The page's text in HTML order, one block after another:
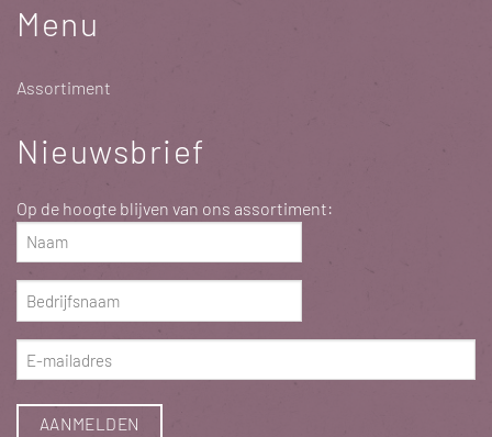
Menu
Assortiment
Nieuwsbrief
Op de hoogte blijven van ons assortiment:
Naam
(erforderlich)
Bedrijfsnaam
(erforderlich)
E-
mailadres
(erforderlich)